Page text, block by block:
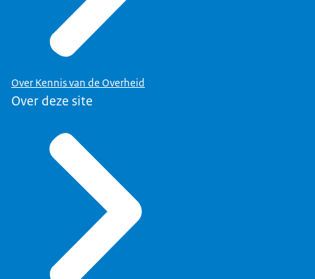
Over Kennis van de Overheid
Over deze site